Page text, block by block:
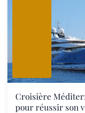
Croisière
pour réussir son